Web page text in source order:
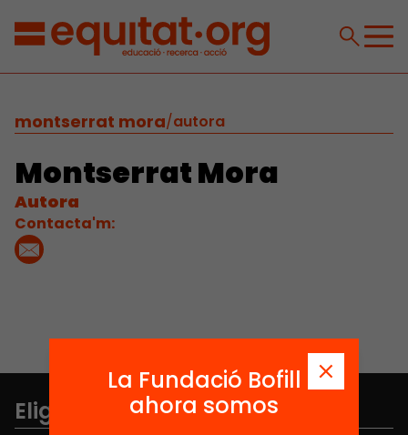
montserrat mora/autora
Montserrat Mora
Autora
Contacta'm:
Elige equidad
La Fundació Bofill
ahora somos